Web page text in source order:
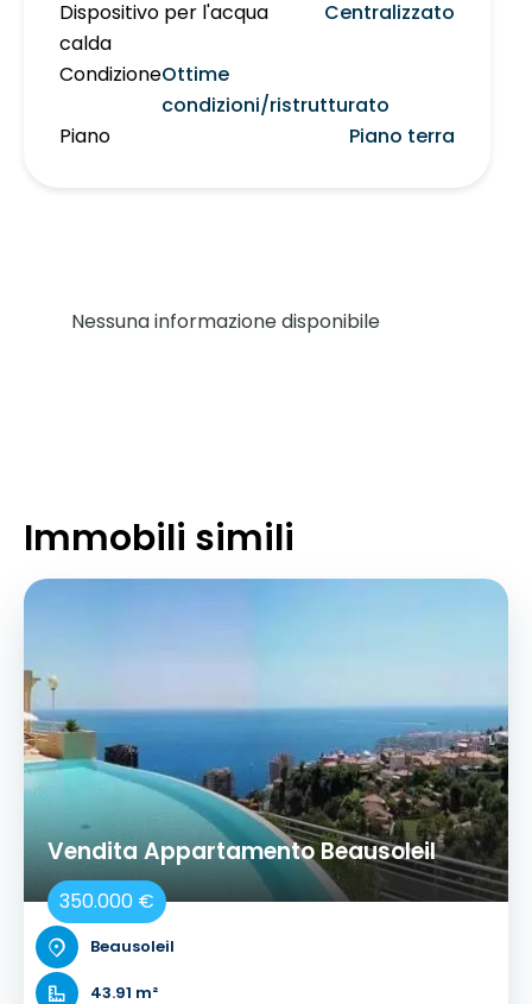
Dispositivo per l'acqua
calda
Centralizzato
CondizioneOttime
condizioni/ristrutturato
Piano
Piano terra
Nessuna informazione disponibile
Immobili simili
Vendita Appartamento Beausoleil
350.000 €
Beausoleil
43.91 m²